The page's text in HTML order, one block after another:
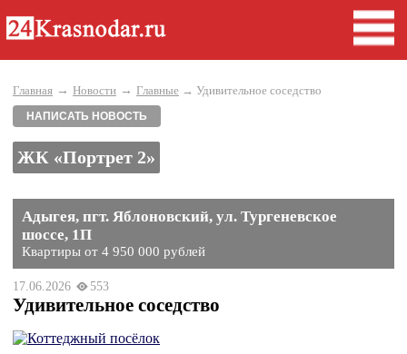
Главная → Новости → Главные → Удивительное соседство
НАПИСАТЬ НОВОСТЬ
ЖК «Портрет 2»
Адыгея, пгт. Яблоновский, ул. Тургеневское
шоссе, 1П
Квартиры от 4 950 000 рублей
17.06.2026 553
Удивительное соседство